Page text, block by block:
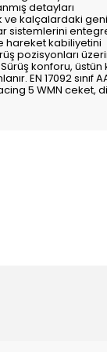
detayları
kalçalardaki
sistemlerini
hareket kabiliyetini
pozisyonları
konforu,
EN 17092 sınıf
5 WMN ceket,